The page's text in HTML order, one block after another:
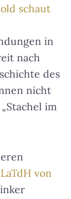
schaut
in
nach
des
nicht
im
von